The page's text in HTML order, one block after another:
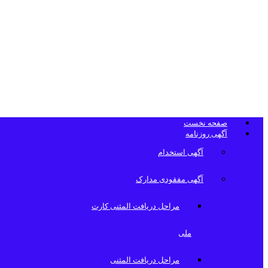
صفحه نخست
آگهی روزنامه
آگهی استخدام
آگهی مفقودی مدارک
مراحل دریافت المثنی کارت
ملی
مراحل دریافت المثنی